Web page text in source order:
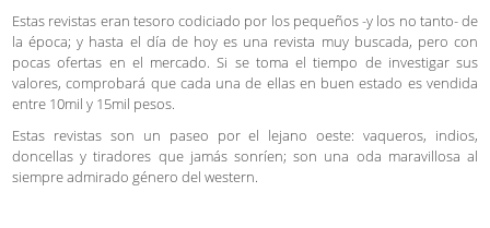
Estas revistas eran tesoro codiciado por los pequeños -y los no tanto- de
la época; y hasta el día de hoy es una revista muy buscada, pero con
pocas ofertas en el mercado. Si se toma el tiempo de investigar sus
valores, comprobará que cada una de ellas en buen estado es vendida
entre 10mil y 15mil pesos.
Estas revistas son un paseo por el lejano oeste: vaqueros, indios,
doncellas y tiradores que jamás sonríen; son una oda maravillosa al
siempre admirado género del western.